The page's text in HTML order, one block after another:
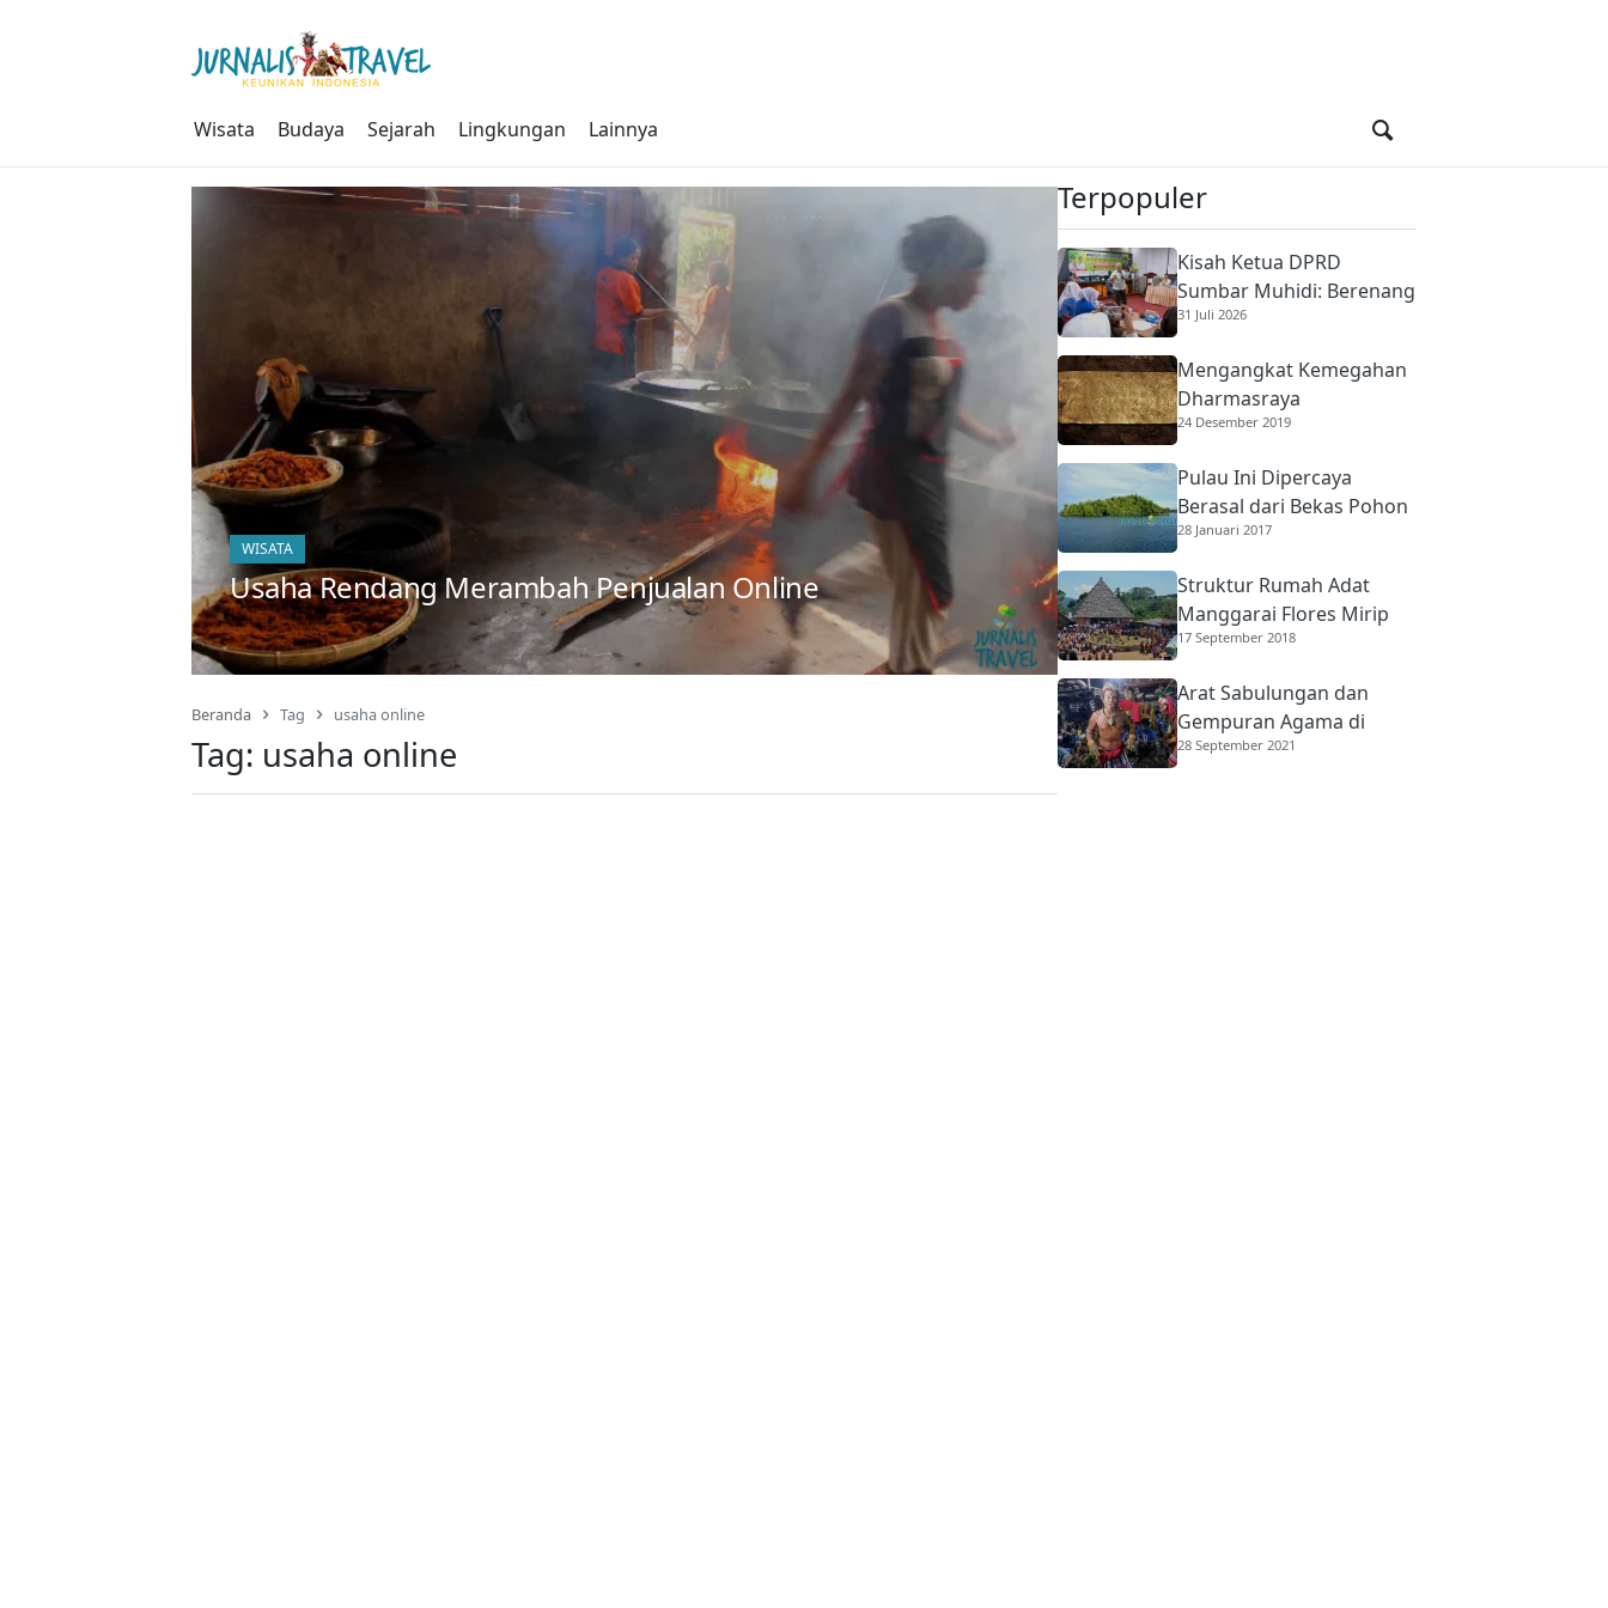
Wisata Budaya Sejarah Lingkungan Lainnya
WISATA
Usaha Rendang Merambah Penjualan Online
Beranda Tag usaha online
Tag: usaha online
Terpopuler
Kisah Ketua DPRD
Sumbar Muhidi: Berenang
di Sungai Berbuaya Demi
Orang Tua
31 Juli 2026
Mengangkat Kemegahan
Dharmasraya
24 Desember 2019
Pulau Ini Dipercaya
Berasal dari Bekas Pohon
Raksasa
28 Januari 2017
Struktur Rumah Adat
Manggarai Flores Mirip
Rumah Gadang
17 September 2018
Arat Sabulungan dan
Gempuran Agama di
Mentawai
28 September 2021